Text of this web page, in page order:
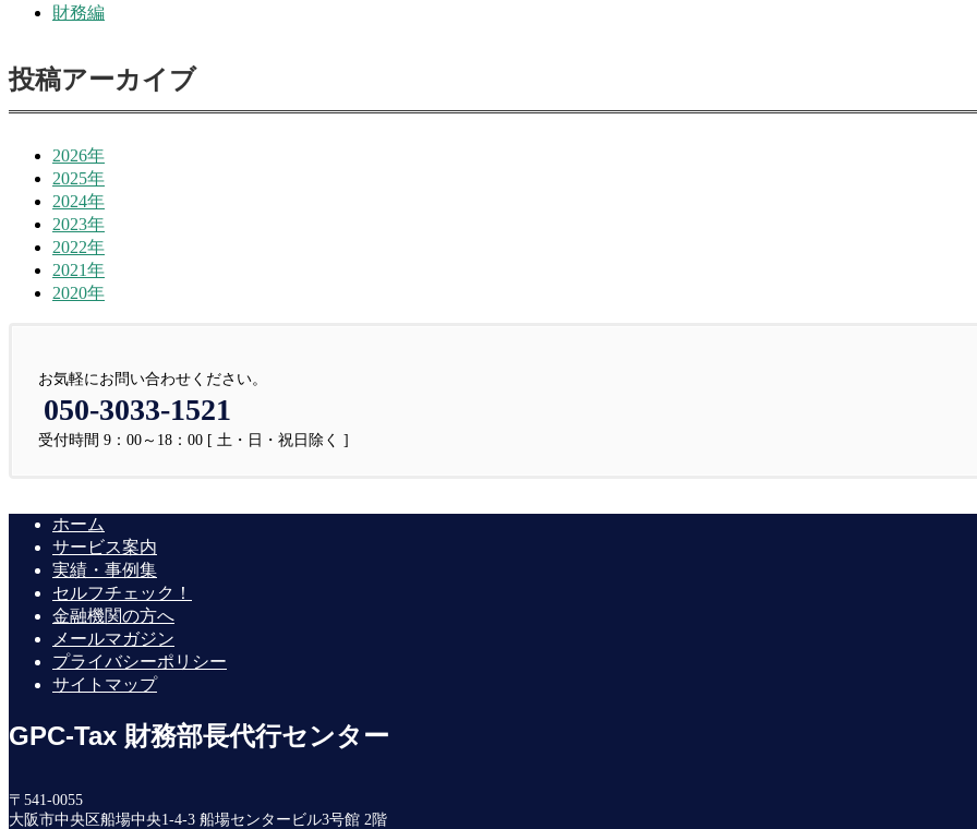
財務編
投稿アーカイブ
2026年
2025年
2024年
2023年
2022年
2021年
2020年
お気軽にお問い合わせください。
050-3033-1521
受付時間 9：00～18：00 [ 土・日・祝日除く ]
ホーム
サービス案内
実績・事例集
セルフチェック！
金融機関の方へ
メールマガジン
プライバシーポリシー
サイトマップ
GPC-Tax 財務部長代行センター
〒541-0055
大阪市中央区船場中央1-4-3 船場センタービル3号館 2階